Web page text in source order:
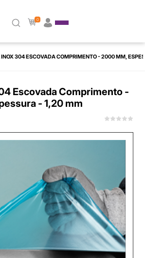
0
304 ESCOVADA COMPRIMENTO - 2000 MM,
Escovada Comprimento -
- 1,20 mm